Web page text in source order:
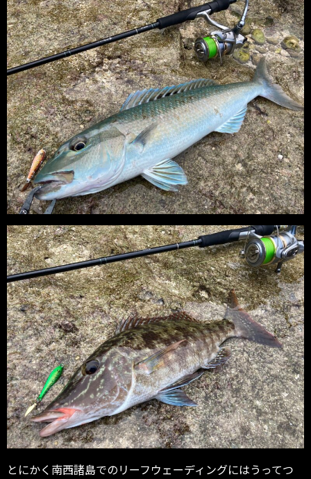
とにかく南西諸島でのリーフウェーディングにはうってつ